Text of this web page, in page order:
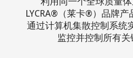
LYCRA®（莱卡®）品牌
通过计算机集散控制系统
监控并控制所有关